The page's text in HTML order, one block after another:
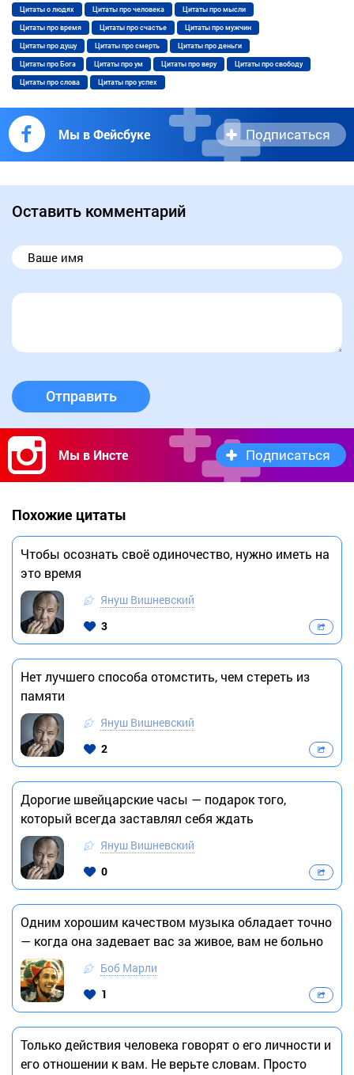
Цитаты о людях Цитаты про человека Цитаты про мысли
Цитаты про время Цитаты про счастье Цитаты про мужчин
Цитаты про душу Цитаты про смерть Цитаты про деньги
Цитаты про Бога Цитаты про ум Цитаты про веру Цитаты про свободу
Цитаты про слова Цитаты про успех
Мы в Фейсбуке Подписаться
Оставить комментарий
Отправить
Мы в Инсте Подписаться
Похожие цитаты
Чтобы осознать своё одиночество, нужно иметь на
это время
Януш Вишневский
3
Нет лучшего способа отомстить, чем стереть из
памяти
Януш Вишневский
2
Дорогие швейцарские часы — подарок того,
который всегда заставлял себя ждать
Януш Вишневский
0
Одним хорошим качеством музыка обладает точно
— когда она задевает вас за живое, вам не больно
Боб Марли
1
Только действия человека говорят о его личности и
его отношении к вам. Не верьте словам. Просто